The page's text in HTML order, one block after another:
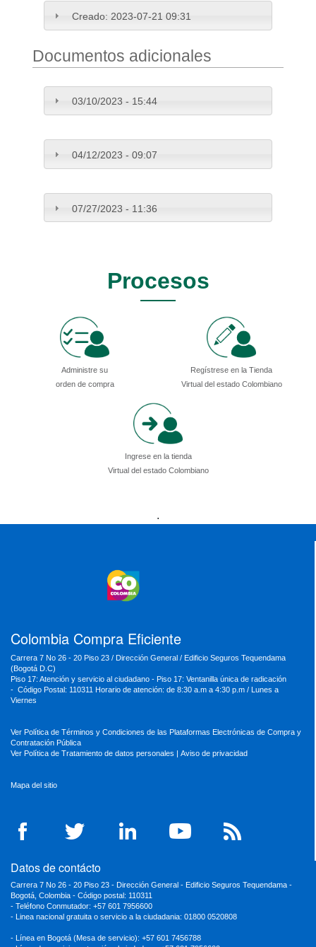
Creado: 2023-07-21 09:31
Documentos adicionales
03/10/2023 - 15:44
04/12/2023 - 09:07
07/27/2023 - 11:36
Procesos
Administre su
orden de compra
Regístrese en la Tienda
Virtual del estado Colombiano
Ingrese en la tienda
Virtual del estado Colombiano
MinRelaciones
MinHacienda
.
Colombia Compra Eficiente
Carrera 7 No 26 - 20 Piso 23 / Dirección General / Edificio Seguros Tequendama
(Bogotá D.C)
Piso 17: Atención y servicio al ciudadano - Piso 17: Ventanilla única de radicación
- Código Postal: 110311 Horario de atención: de 8:30 a.m a 4:30 p.m / Lunes a
Viernes
Ver Política de Términos y Condiciones de las Plataformas Electrónicas de Compra y
Contratación Pública
Ver Política de Tratamiento de datos personales | Aviso de privacidad
Mapa del sitio
Datos de contácto
Carrera 7 No 26 - 20 Piso 23 - Dirección General - Edificio Seguros Tequendama -
Bogotá, Colombia - Código postal: 110311
- Teléfono Conmutador: +57 601 7956600
- Linea nacional gratuita o servicio a la ciudadania: 01800 0520808
- Línea en Bogotá (Mesa de servicio): +57 601 7456788